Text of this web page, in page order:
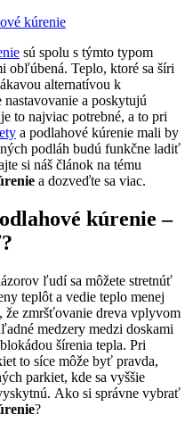
sú spolu s týmto typom
obľúbená. Teplo, ktoré sa šíri
alternatívou k
a poskytujú
to najviac potrebné, a to pri
a podlahové kúrenie mali by
podláh budú funkčne ladiť
si náš článok na tému
a dozveďte sa viac.
kúrenie –
ľudí sa môžete stretnúť
teplôt a vedie teplo menej
že zmršťovanie dreva vplyvom
medzery medzi doskami
šírenia tepla. Pri
to síce môže byť pravda,
parkiet, kde sa vyššie
Ako si správne vybrať
?